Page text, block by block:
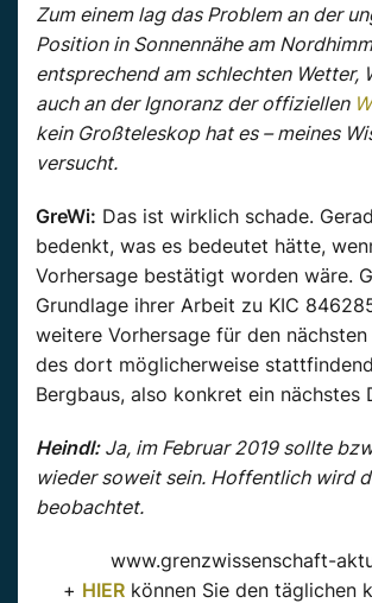
Zum einem lag das Problem an der
Position in Sonnennähe am
entsprechend am schlechten Wetter,
auch an der Ignoranz der offiziellen
kein Großteleskop hat es – meines
versucht.
GreWi: Das ist wirklich schade.
bedenkt, was es bedeutet hätte,
Vorhersage bestätigt worden wäre.
Grundlage ihrer Arbeit zu KIC
weitere Vorhersage für den
des dort möglicherweise
Bergbaus, also konkret ein nächstes
Heindl:Ja, im Februar 2019 sollte
wieder soweit sein. Hoffentlich wird
beobachtet.
www.grenzwissenschaft-
+ HIERkönnen Sie den täglichen